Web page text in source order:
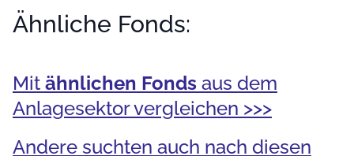
Ähnliche Fonds:
Mit ähnlichen Fonds aus dem
Anlagesektor vergleichen >>>
Andere suchten auch nach diesen